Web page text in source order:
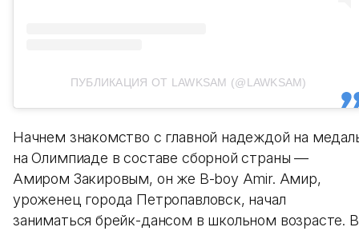
ПУБЛИКАЦИЯ ОТ LAWKSAM (@LAWKSAM)
Начнем знакомство с главной надеждой на
на Олимпиаде в составе сборной страны —
Амиром Закировым, он же B-boy Amir. Амир,
уроженец города Петропавловск, начал
заниматься брейк-дансом в школьном возрасте. В